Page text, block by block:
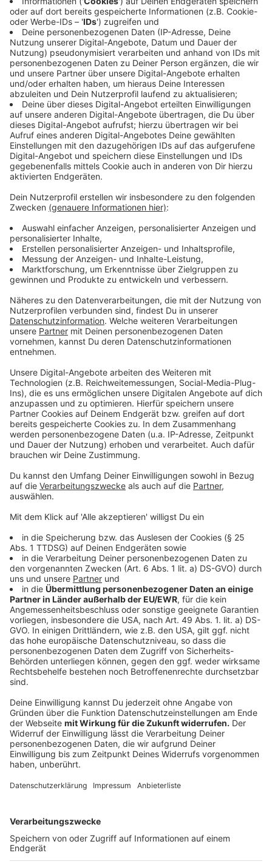
Anzeige
Stadtrat
Anzeige
Diese Stimme geben wir direkt für einen der
Kandidierenden in unserem Wahlbezirk ab. Wer zur
Auswahl steht, hängt von unserem Wohnort ab. Es gibt
insgesamt 26 Wahlbezirke in Leverkusen, pro
Stimmen in den Stadtrat ein. Weitere 26 Menschen
Bürgergruppen dazu. Die Reservelisten wählen wir
automatisch mit. Das bedeutet: stimmt ihr für den
Kandidierenden von Partei x, dann wählt ihr gleichzeitig
die Reserveliste von Partei x.
Anzeige
Bezirksvertretung
Hier wählt ihr die Liste, eine Partei bzw. eine
Bürgergruppe. Abhängig von der Zahl der Stimmen
ziehen dann Vertreter der Listen in die
Bezirksvertretung ein.
Anzeige
Integrationswahl
Anzeige
Darüber hinaus sind manche Menschen in unserer
Stadt auch noch berechtigt, bei den
Integrationswahlen mitabzustimmen. Er vertritt die
Interessen von Menschen bei uns aus der Stadt, die
eine Zuwanderungsgeschichte haben. Wahlberechtigt
sind Leverkusener, die keine deutsche
Staatsangehörigkeit haben und Leverkusener mit
deutscher Staatsangehörigkeit, die
- mehrere Staatsangehörigkeiten besitzen
- die deutsche Staatsangehörigkeit durch
Einbürgerung erhalten haben
- die deutsche Staatsangehörigkeit durch Geburt als
Kind ausländischer Eltern erhalten haben
Wahlen für die Bezirksvertretung. Wer wahlberechtigt
ist, entscheidet sich für eine Liste.
Anzeige